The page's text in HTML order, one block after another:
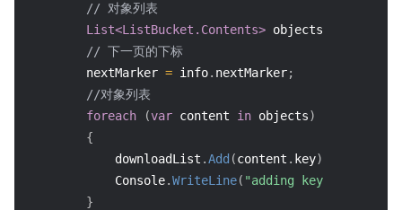
// 对象列表
List<ListBucket.Contents> objects
// 下一页的下标
        nextMarker
= info. nextMarker;
//对象列表
foreach
(var content in objects)
{
            downloadList
.Add (content . key)
            Console
.WriteLine( "adding key:"
}